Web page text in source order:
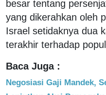
besar tentang
yang dikerahkan oleh
Israel setidaknya dua
terakhir terhadap
Baca Juga :
Negosiasi Gaji Mandek,